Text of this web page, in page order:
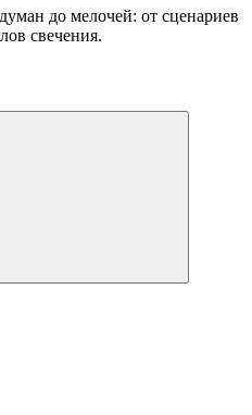
до мелочей: от сценариев
свечения.